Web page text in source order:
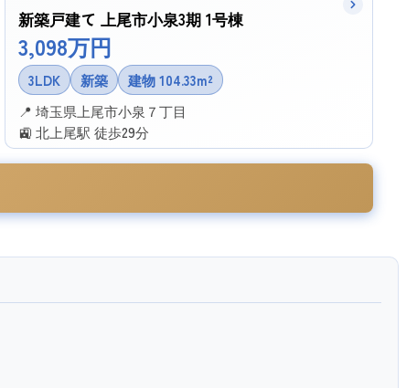
新築戸建て 上尾市小泉3期 1号棟
3,098万円
3LDK 新築
建物 104.33m²
📍 埼玉県上尾市小泉７丁目
🚉 北上尾駅 徒歩29分